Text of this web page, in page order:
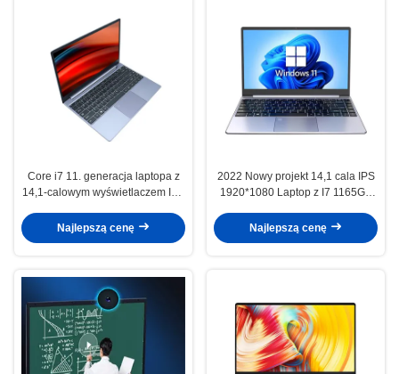
Core i7 11. generacja laptopa z
14,1-calowym wyświetlaczem IPS
procesorem Quad Core o
rozdzielczości 2,8 GHz-4,7 GHz
Najlepszą cenę
2022 Nowy projekt 14,1 cala IPS
1920*1080 Laptop z I7 1165G7
RAM
Najlepszą cenę